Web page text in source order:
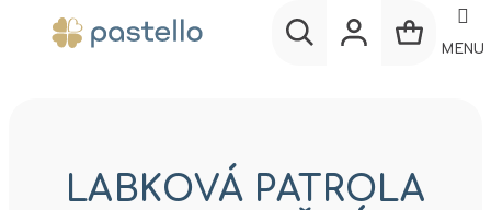
MENU
LABKOVÁ PATROLA